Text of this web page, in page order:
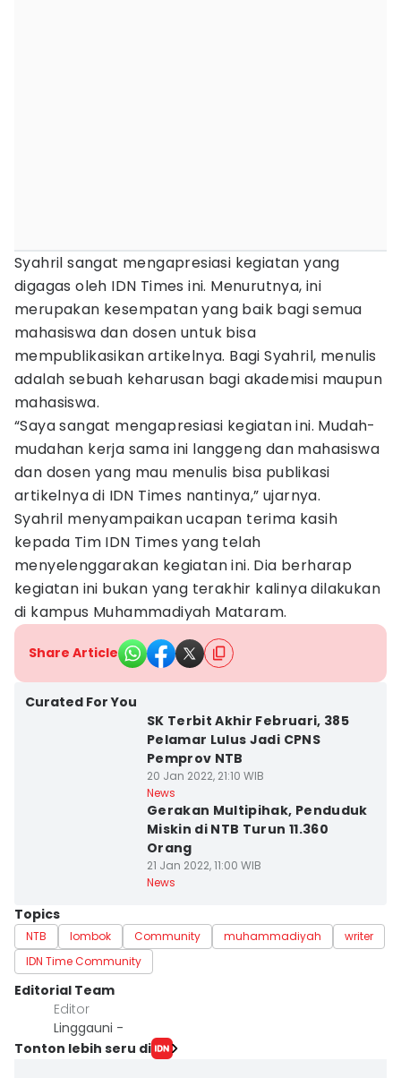
Syahril sangat mengapresiasi kegiatan yang
digagas oleh IDN Times ini. Menurutnya, ini
merupakan kesempatan yang baik bagi semua
mahasiswa dan dosen untuk bisa
mempublikasikan artikelnya. Bagi Syahril, menulis
adalah sebuah keharusan bagi akademisi maupun
mahasiswa.
“Saya sangat mengapresiasi kegiatan ini. Mudah-
mudahan kerja sama ini langgeng dan mahasiswa
dan dosen yang mau menulis bisa publikasi
artikelnya di IDN Times nantinya,” ujarnya.
Syahril menyampaikan ucapan terima kasih
kepada Tim IDN Times yang telah
menyelenggarakan kegiatan ini. Dia berharap
kegiatan ini bukan yang terakhir kalinya dilakukan
di kampus Muhammadiyah Mataram.
Share Article
Curated For You
SK Terbit Akhir Februari, 385
Pelamar Lulus Jadi CPNS
Pemprov NTB
20 Jan 2022, 21:10 WIB
News
Gerakan Multipihak, Penduduk
Miskin di NTB Turun 11.360
Orang
21 Jan 2022, 11:00 WIB
News
Topics
NTB lombok Community muhammadiyah
writer
IDN Time Community
Editorial Team
Editor
Linggauni -
Tonton lebih seru di